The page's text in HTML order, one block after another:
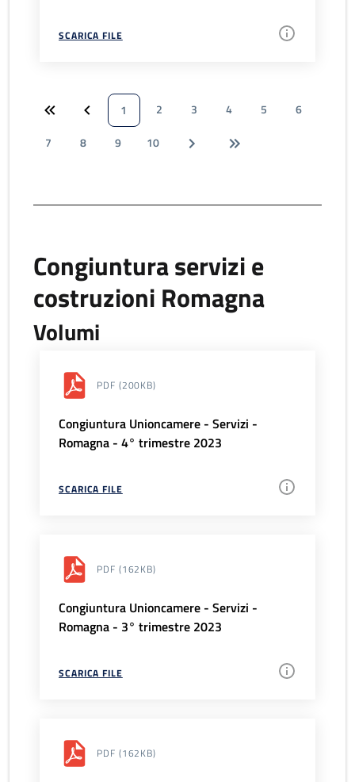
SCARICA FILE
1 2 3 4 5
6
7
8 9 10
Congiuntura servizi e
costruzioni Romagna
Volumi
PDF (200KB)
Congiuntura Unioncamere - Servizi -
Romagna - 4° trimestre 2023
SCARICA FILE
PDF (162KB)
Congiuntura Unioncamere - Servizi -
Romagna - 3° trimestre 2023
SCARICA FILE
PDF (162KB)